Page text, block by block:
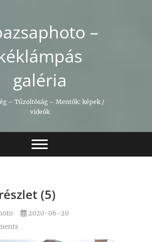
–
galéria
– Tűzoltóság – Mentők: képek /
videók
(5)
2020-06-20